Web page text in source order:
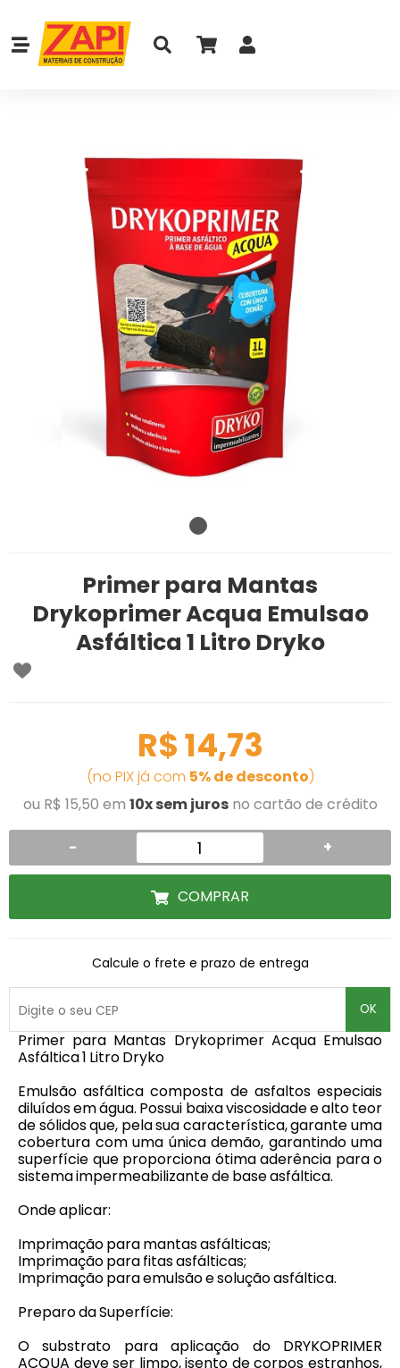
Primer para Mantas
Drykoprimer Acqua Emulsao
Asfáltica 1 Litro Dryko
R$ 14,73
(no PIX já com 5% de desconto)
ou R$ 15,50 em 10x sem jurosno cartão de crédito
- +
COMPRAR
Calcule o frete e prazo de entrega
OK
Primer para Mantas Drykoprimer Acqua Emulsao
Asfáltica 1 Litro Dryko
Emulsão asfáltica composta de asfaltos especiais
diluídos em água. Possui baixa viscosidade e alto teor
de sólidos que, pela sua característica, garante uma
cobertura com uma única demão, garantindo uma
superfície que proporciona ótima aderência para o
sistema impermeabilizante de base asfáltica.
Onde aplicar:
Imprimação para mantas asfálticas;
Imprimação para fitas asfálticas;
Imprimação para emulsão e solução asfáltica.
Preparo da Superfície:
O substrato para aplicação do DRYKOPRIMER
ACQUA deve ser limpo, isento de corpos estranhos,